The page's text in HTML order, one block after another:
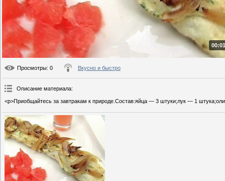
Просмотры: 0 Вкусно и быстро
Описание материала:
<p>Приобщайтесь за завтракам к природе.Состав:яйца — 3 штуки;лук — 1